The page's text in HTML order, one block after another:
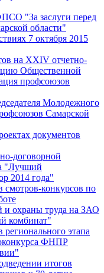
"За заслуги перед
области"
7 октября 2015
на XXIV отчетно-
Общественной
профсоюзов
Молодежного
Самарской
документов
договорной
"Лучший
2014 года"
смотров-конкурсов по
и охраны труда на ЗАО
комбинат"
этапа
ФНПР
итогов